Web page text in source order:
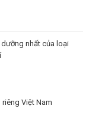
nhất của loại
riêng Việt Nam